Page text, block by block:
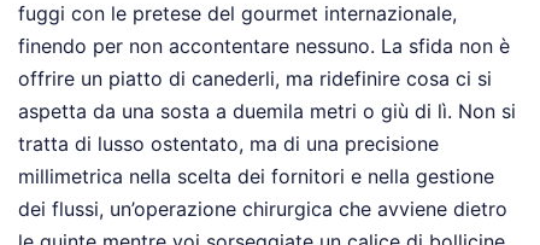
fuggi con le pretese del gourmet internazionale,
finendo per non accontentare nessuno. La sfida non è
offrire un piatto di canederli, ma ridefinire cosa ci si
aspetta da una sosta a duemila metri o giù di lì. Non si
tratta di lusso ostentato, ma di una precisione
millimetrica nella scelta dei fornitori e nella gestione
dei flussi, un’operazione chirurgica che avviene dietro